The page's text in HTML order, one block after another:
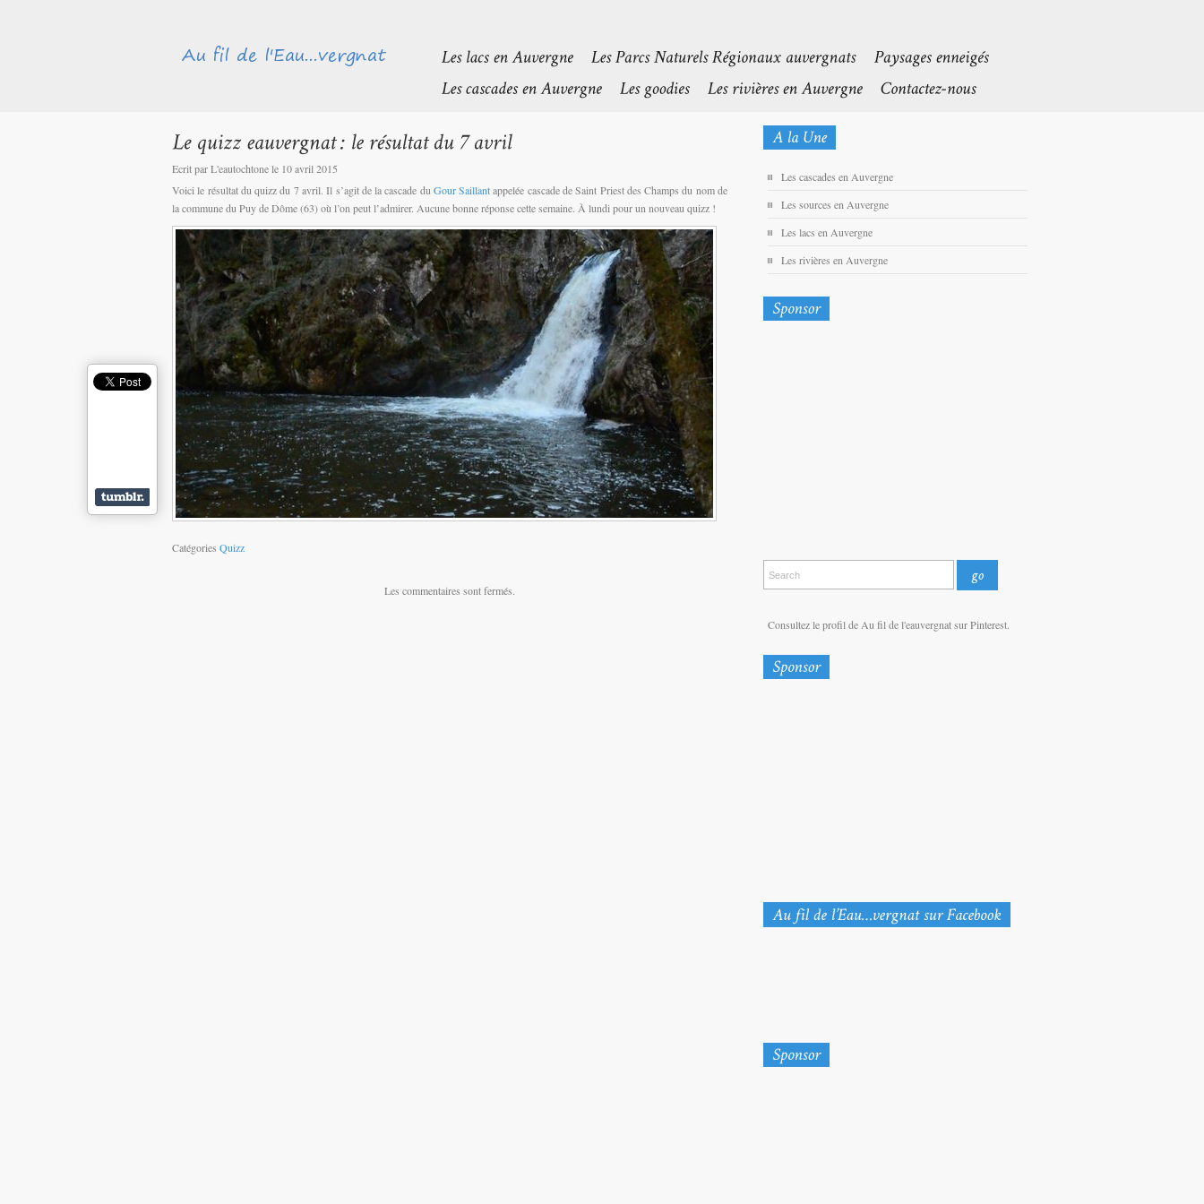
Ecrit par L'eautochtone le 10 avril 2015
Voici le résultat du quizz du 7 avril. Il s’agit de la cascade du Gour Saillantappelée cascade de Saint Priest des Champs du nom de
la commune du Puy de Dôme (63) où l’on peut l’admirer. Aucune bonne réponse cette semaine. À lundi pour un nouveau quizz !
Catégories Quizz
Les commentaires sont fermés.
Les cascades en Auvergne
Les sources en Auvergne
Les lacs en Auvergne
Les rivières en Auvergne
Consultez le profil de Au fil de l'eauvergnat sur Pinterest.